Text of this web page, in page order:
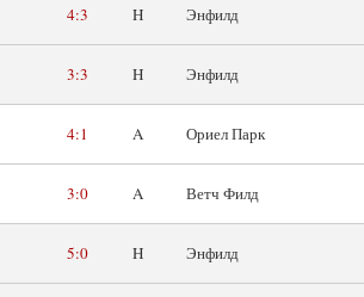
4:3 H Энфилд
3:3 H Энфилд
4:1 A Ориел Парк
3:0 A Ветч Филд
5:0 H Энфилд